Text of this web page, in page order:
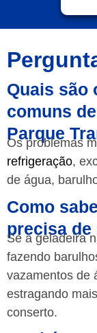
Quais são
comuns
Parque
Os problemas
refrigeração,
de água,
Como
precisa
Se a geladeira
fazendo
vazamentos de
estragando
conserto.